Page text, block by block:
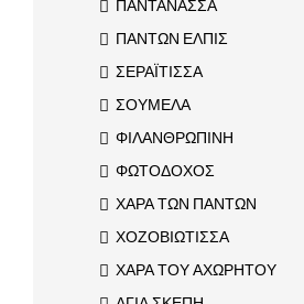
ΠΑΝΤΑΝΑΣΣΑ
ΠΑΝΤΩΝ ΕΛΠΙΣ
ΣΕΡΑΪΤΙΣΣΑ
ΣΟΥΜΕΛΑ
ΦΙΛΑΝΘΡΩΠΙΝΗ
ΦΩΤΟΔΟΧΟΣ
ΧΑΡΑ ΤΩΝ ΠΑΝΤΩΝ
ΧΟΖΟΒΙΩΤΙΣΣΑ
ΧΑΡΑ ΤΟΥ ΑΧΩΡΗΤΟΥ